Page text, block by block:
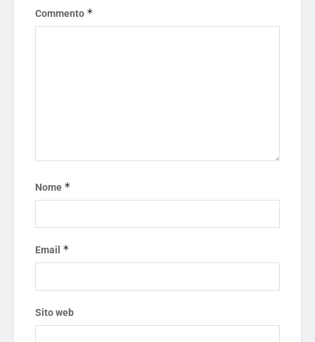
Commento *
Nome *
Email *
Sito web